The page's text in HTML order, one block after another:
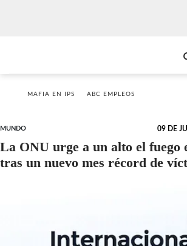
MAFIA EN IPS ABC EMPLEOS
MUNDO 09 DE
La ONU urge a un alto el fuego
tras un nuevo mes récord de